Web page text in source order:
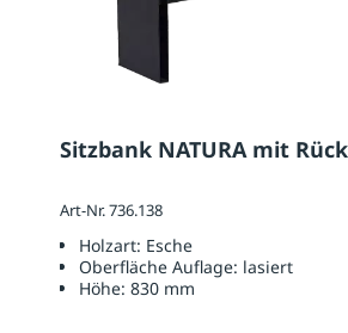
Sitzbank NATURA mit
Art-Nr. 736.138
Holzart: Esche
Oberfläche Auflage: lasiert
Höhe: 830 mm